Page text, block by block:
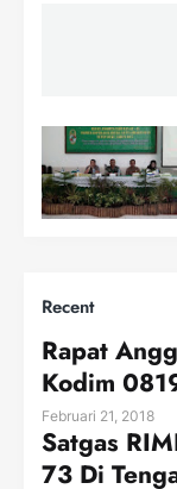
Recent
Rapat
Kodim
Februari 21, 2018
Satgas
73 Di